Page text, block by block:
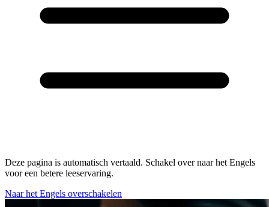
Deze pagina is automatisch vertaald. Schakel over naar het Engels
voor een betere leeservaring.
Naar het Engels overschakelen